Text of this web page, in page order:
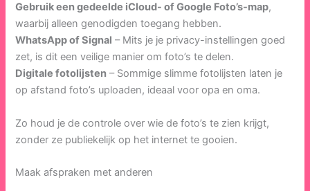
Gebruik een gedeelde iCloud- of Google Foto’s-map,
waarbij alleen genodigden toegang hebben.
WhatsApp of Signal – Mits je je privacy-instellingen goed
zet, is dit een veilige manier om foto’s te delen.
Digitale fotolijsten – Sommige slimme fotolijsten laten je
op afstand foto’s uploaden, ideaal voor opa en oma.
Zo houd je de controle over wie de foto’s te zien krijgt,
zonder ze publiekelijk op het internet te gooien.
Maak afspraken met anderen